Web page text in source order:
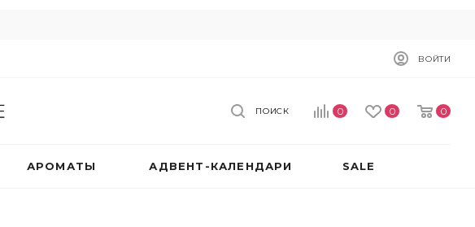
ВОЙТИ
0 0 0
ПОИСК
АРОМАТЫ АДВЕНТ-КАЛЕНДАРИ SALE